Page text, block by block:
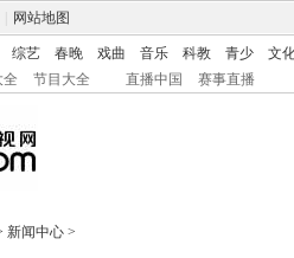
网站地图
综艺 春晚 戏曲 音乐 科教 青少 文
全 节目大全 直播中国 赛事直播
新闻中心 >